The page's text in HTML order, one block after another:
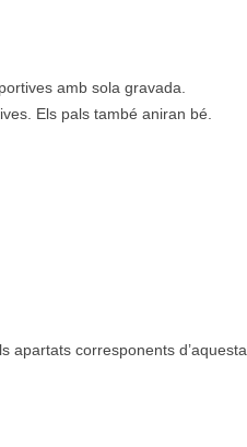
amb sola gravada.
Els pals també aniran bé.
apartats corresponents d’aquesta